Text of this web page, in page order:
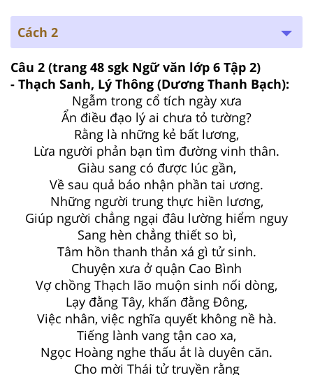
Cách 2
Câu 2 (trang 48 sgk Ngữ văn lớp 6 Tập 2)
- Thạch Sanh, Lý Thông (Dương Thanh Bạch):
Ngẫm trong cổ tích ngày xưa
Ẩn điều đạo lý ai chưa tỏ tường?
Rằng là những kẻ bất lương,
Lừa người phản bạn tìm đường vinh thân.
Giàu sang có được lúc gần,
Về sau quả báo nhận phần tai ương.
Những người trung thực hiền lương,
Giúp người chẳng ngại đâu lường hiểm nguy
Sang hèn chẳng thiết so bì,
Tâm hồn thanh thản xá gì tử sinh.
Chuyện xưa ở quận Cao Bình
Vợ chồng Thạch lão muộn sinh nối dòng,
Lạy đằng Tây, khấn đằng Đông,
Việc nhân, việc nghĩa quyết không nề hà.
Tiếng lành vang tận cao xa,
Ngọc Hoàng nghe thấu ắt là duyên căn.
Cho mời Thái tử truyền rằng